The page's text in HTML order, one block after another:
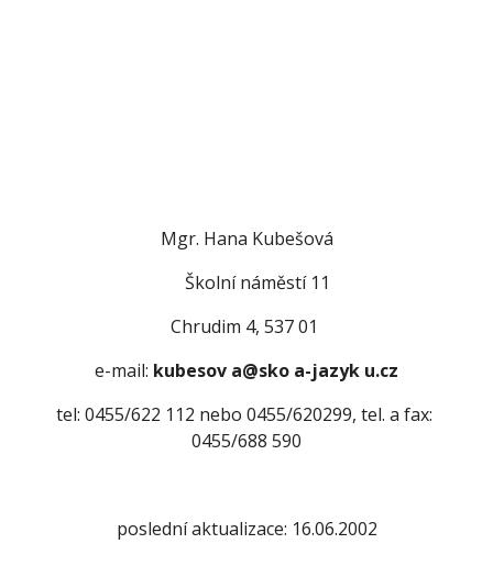
Mgr. Hana Kubešová
                                 Školní náměstí 11
Chrudim 4, 537 01
e-mail: kubesov a@sko a-jazyk u.cz
tel: 0455/622 112 nebo 0455/620299, tel. a fax:
0455/688 590
poslední aktualizace: 16.06.2002